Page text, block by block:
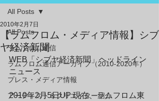
All Posts
ラムフロム通信
ラムフロム通信アーカイブ（2010-2020年）
プレス・メディア情報
アーティスト＆クリエイター紹介
All Posts
【ラムフロム・メディア情報】シブ
ヤ経済新聞
2010年2月7日
WEB「シブヤ経済新聞」ヘッドライン
ニュース
2010年2月5日UP 現在、ラムフロム東